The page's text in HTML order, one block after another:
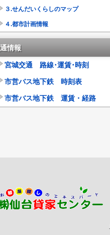
３.せんだいくらしのマップ
４.都市計画情報
情報
宮城交通 路線･運賃･時刻
市営バス地下鉄 時刻表
市営バス地下鉄 運賃・経路